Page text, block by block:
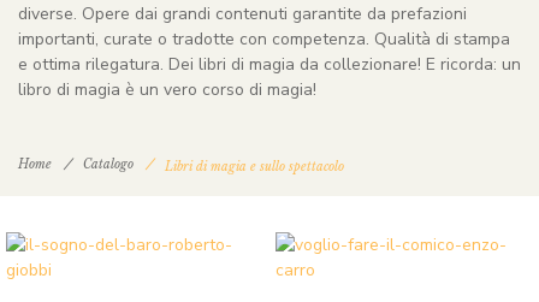
diverse. Opere dai grandi contenuti garantite da prefazioni
importanti, curate o tradotte con competenza. Qualità di stampa
e ottima rilegatura. Dei libri di magia da collezionare! E ricorda: un
libro di magia è un vero corso di magia!
Home Catalogo Libri di magia e sullo spettacolo